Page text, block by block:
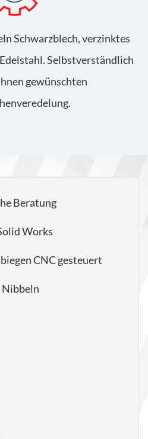
Schwarzblech, verzinktes
Selbstverständlich
gewünschten
Beratung
Works
CNC gesteuert
Nibbeln